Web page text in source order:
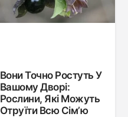
Вони Точно Ростуть У
Вашому Дворі:
Рослини, Які Можуть
Отруїти Всю Сім’ю